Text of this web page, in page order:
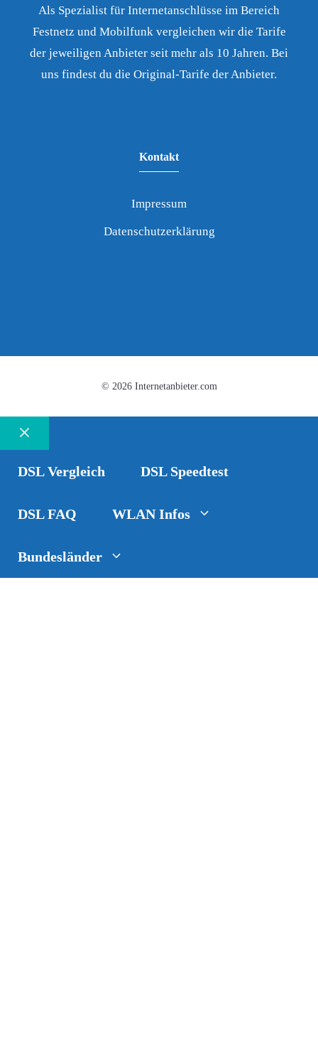
Als Spezialist für Internetanschlüsse im Bereich
Festnetz und Mobilfunk vergleichen wir die Tarife
der jeweiligen Anbieter seit mehr als 10 Jahren. Bei
uns findest du die Original-Tarife der Anbieter.
Kontakt
Impressum
Datenschutzerklärung
© 2026 Internetanbieter.com
Schließen
DSL Vergleich DSL Speedtest
DSL FAQ WLAN Infos
Bundesländer